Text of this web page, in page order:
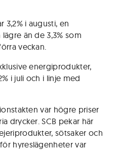
3,2% i augusti, en
än de 3,3% som
veckan.
energiprodukter,
i juli och i linje med
var högre priser
drycker. SCB pekar här
sötsaker och
hyreslägenheter var